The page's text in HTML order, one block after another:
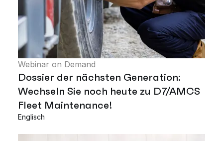
Webinar on Demand
Dossier der nächsten Generation:
Wechseln Sie noch heute zu D7/AMCS
Fleet Maintenance!
Englisch